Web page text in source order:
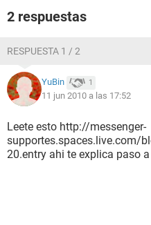
2 respuestas
RESPUESTA 1 / 2
YuBin 1
11 jun 2010 a las 17:52
Leete esto http://messenger-
supportes.spaces.live.com/
20.entry ahi te explica paso